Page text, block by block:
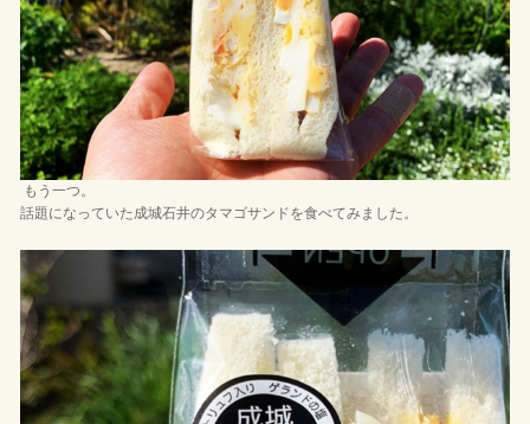
もう一つ。
話題になっていた成城石井のタマゴサンドを食べてみました。